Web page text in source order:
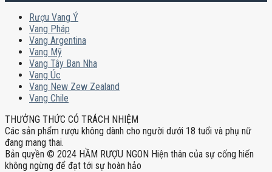
Rượu Vang Ý
Vang Pháp
Vang Argentina
Vang Mỹ
Vang Tây Ban Nha
Vang Úc
Vang New Zew Zealand
Vang Chile
THƯỞNG THỨC CÓ TRÁCH NHIỆM
Các sản phẩm rượu không dành cho người dưới 18 tuổi và phụ nữ
đang mang thai.
Bản quyền © 2024 HẦM RƯỢU NGON Hiện thân của sự cống hiến
không ngừng để đạt tới sự hoàn hảo